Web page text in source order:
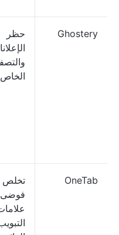
Ghostery
حظر
الخاص
OneTab
تخلص
فوضى